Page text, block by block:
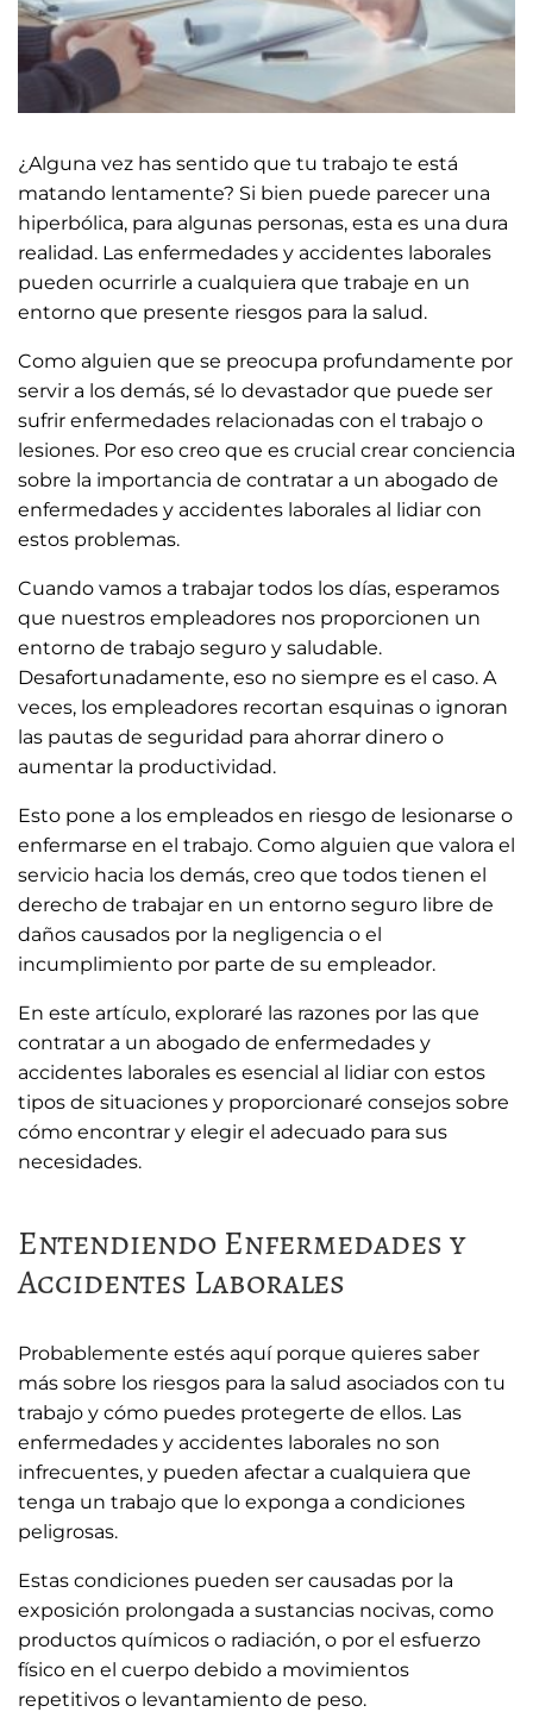
¿Alguna vez has sentido que tu trabajo te está
matando lentamente? Si bien puede parecer una
hiperbólica, para algunas personas, esta es una dura
realidad. Las enfermedades y accidentes laborales
pueden ocurrirle a cualquiera que trabaje en un
entorno que presente riesgos para la salud.
Como alguien que se preocupa profundamente por
servir a los demás, sé lo devastador que puede ser
sufrir enfermedades relacionadas con el trabajo o
lesiones. Por eso creo que es crucial crear conciencia
sobre la importancia de contratar a un abogado de
enfermedades y accidentes laborales al lidiar con
estos problemas.
Cuando vamos a trabajar todos los días, esperamos
que nuestros empleadores nos proporcionen un
entorno de trabajo seguro y saludable.
Desafortunadamente, eso no siempre es el caso. A
veces, los empleadores recortan esquinas o ignoran
las pautas de seguridad para ahorrar dinero o
aumentar la productividad.
Esto pone a los empleados en riesgo de lesionarse o
enfermarse en el trabajo. Como alguien que valora el
servicio hacia los demás, creo que todos tienen el
derecho de trabajar en un entorno seguro libre de
daños causados ​​por la negligencia o el
incumplimiento por parte de su empleador.
En este artículo, exploraré las razones por las que
contratar a un abogado de enfermedades y
accidentes laborales es esencial al lidiar con estos
tipos de situaciones y proporcionaré consejos sobre
cómo encontrar y elegir el adecuado para sus
necesidades.
Entendiendo Enfermedades y
Accidentes Laborales
Probablemente estés aquí porque quieres saber
más sobre los riesgos para la salud asociados con tu
trabajo y cómo puedes protegerte de ellos. Las
enfermedades y accidentes laborales no son
infrecuentes, y pueden afectar a cualquiera que
tenga un trabajo que lo exponga a condiciones
peligrosas.
Estas condiciones pueden ser causadas por la
exposición prolongada a sustancias nocivas, como
productos químicos o radiación, o por el esfuerzo
físico en el cuerpo debido a movimientos
repetitivos o levantamiento de peso.